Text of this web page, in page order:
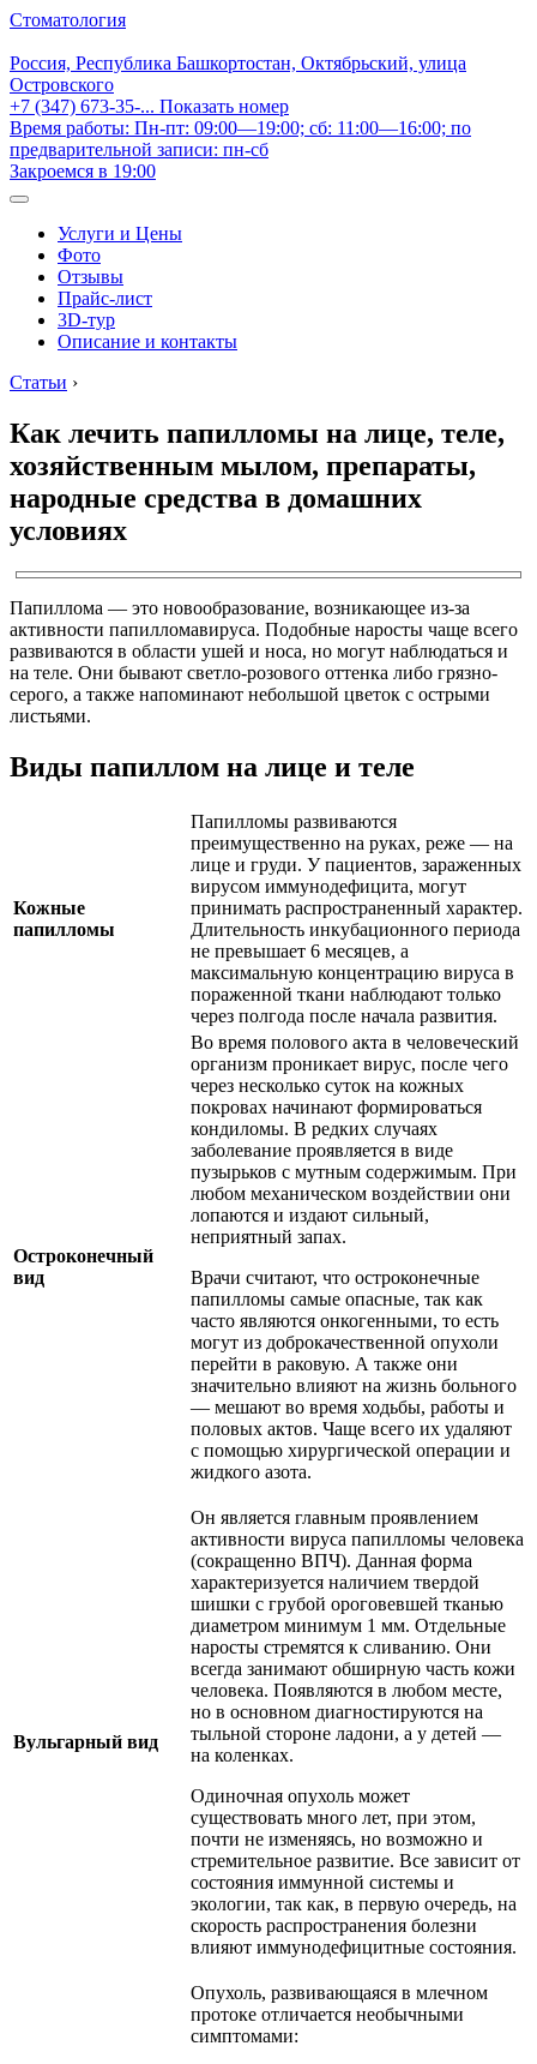
Стоматология
Россия, Республика Башкортостан, Октябрьский, улица
Островского
+7 (347) 673-35-... Показать номер
Время работы: Пн-пт: 09:00—19:00; сб: 11:00—16:00; по
предварительной записи: пн-сб
Закроемся в 19:00
Услуги и Цены
Фото
Отзывы
Прайс-лист
3D-тур
Описание и контакты
Статьи ›
Как лечить папилломы на лице, теле,
хозяйственным мылом, препараты,
народные средства в домашних
условиях
Папиллома — это новообразование, возникающее из-за
активности папилломавируса. Подобные наросты чаще всего
развиваются в области ушей и носа, но могут наблюдаться и
на теле. Они бывают светло-розового оттенка либо грязно-
серого, а также напоминают небольшой цветок с острыми
листьями.
Виды папиллом на лице и теле
Кожные
папилломы
Папилломы развиваются
преимущественно на руках, реже — на
лице и груди. У пациентов, зараженных
вирусом иммунодефицита, могут
принимать распространенный характер.
Длительность инкубационного периода
не превышает 6 месяцев, а
максимальную концентрацию вируса в
пораженной ткани наблюдают только
через полгода после начала развития.
Остроконечный
вид
Во время полового акта в человеческий
организм проникает вирус, после чего
через несколько суток на кожных
покровах начинают формироваться
кондиломы. В редких случаях
заболевание проявляется в виде
пузырьков с мутным содержимым. При
любом механическом воздействии они
лопаются и издают сильный,
неприятный запах.
Врачи считают, что остроконечные
папилломы самые опасные, так как
часто являются онкогенными, то есть
могут из доброкачественной опухоли
перейти в раковую. А также они
значительно влияют на жизнь больного
— мешают во время ходьбы, работы и
половых актов. Чаще всего их удаляют
с помощью хирургической операции и
жидкого азота.
Вульгарный вид
Он является главным проявлением
активности вируса папилломы человека
(сокращенно ВПЧ). Данная форма
характеризуется наличием твердой
шишки с грубой ороговевшей тканью
диаметром минимум 1 мм. Отдельные
наросты стремятся к сливанию. Они
всегда занимают обширную часть кожи
человека. Появляются в любом месте,
но в основном диагностируются на
тыльной стороне ладони, а у детей —
на коленках.
Одиночная опухоль может
существовать много лет, при этом,
почти не изменяясь, но возможно и
стремительное развитие. Все зависит от
состояния иммунной системы и
экологии, так как, в первую очередь, на
скорость распространения болезни
влияют иммунодефицитные состояния.
Опухоль, развивающаяся в млечном
протоке отличается необычными
симптомами: